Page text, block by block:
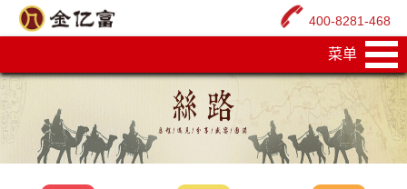
400-8281-468
菜单